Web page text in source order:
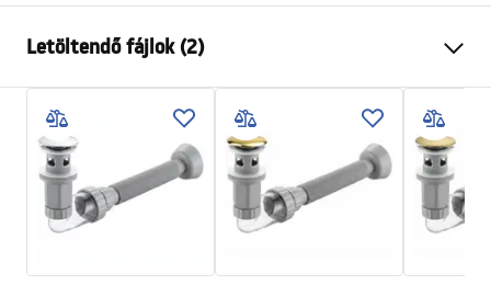
Anyag
Szín
Fehér
Kivitel
Fényes
Hosszúság
380
Szélesség
260mm
Magasság
120
Letöltendő fájlok (2)
Telepítési utasítások
Garanciális feltételek